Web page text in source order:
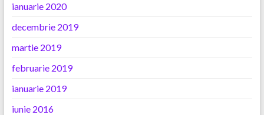
ianuarie 2020
decembrie 2019
martie 2019
februarie 2019
ianuarie 2019
iunie 2016